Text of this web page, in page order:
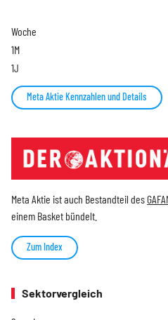
Woche
1M
1J
Meta Aktie Kennzahlen und Details
Meta Aktie ist auch Bestandteil des
einem Basket bündelt.
Zum Index
Sektorvergleich